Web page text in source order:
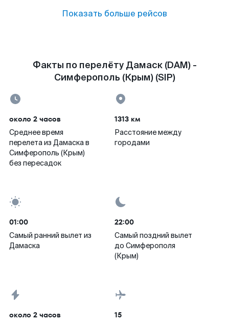
Показать больше рейсов
Факты по перелёту Дамаск (DAM) -
Симферополь (Крым) (SIP)
около 2 часов
Среднее время
перелета из Дамаска в
Симферополь (Крым)
без пересадок
1313 км
Расстояние между
городами
01:00
Самый ранний вылет из
Дамаска
22:00
Самый поздний вылет
до Симферополя
(Крым)
около 2 часов 15